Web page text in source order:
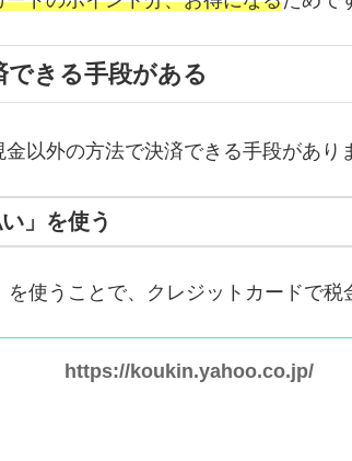
できる手段がある
以外の方法で決済できる手段があり
」を使う
を使うことで、クレジットカードで
https://koukin.yahoo.co.jp/